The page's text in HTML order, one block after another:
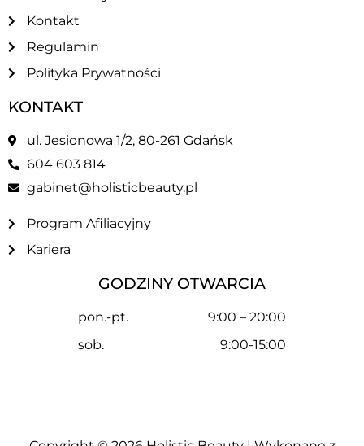
Kontakt
Regulamin
Polityka Prywatności
KONTAKT
ul. Jesionowa 1/2, 80-261 Gdańsk
604 603 814
gabinet@holisticbeauty.pl
Program Afiliacyjny
Kariera
GODZINY OTWARCIA
pon.-pt.
9:00 – 20:00
sob.
9:00-15:00